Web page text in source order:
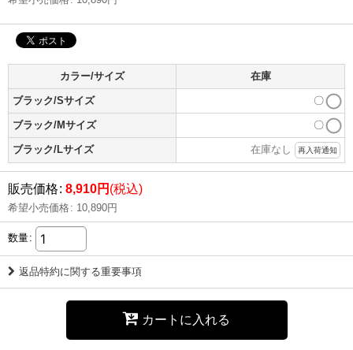
カラー/サイズ 在庫
ブラック/Sサイズ 〇
ブラック/Mサイズ 〇
ブラック/Lサイズ 在庫なし 再入荷通知
販売価格: 8,910円 (税込)
希望小売価格: 10,890円
数量:
返品特約に関する重要事項
カートに入れる